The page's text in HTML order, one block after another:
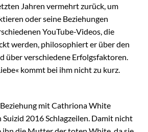
Jahren vermehrt zurück, um
oder seine Beziehungen
YouTube-Videos, die
werden, philosophiert er über den
über verschiedene Erfolgsfaktoren.
kommt bei ihm nicht zu kurz.
mit Cathriona White
2016 Schlagzeilen. Damit nicht